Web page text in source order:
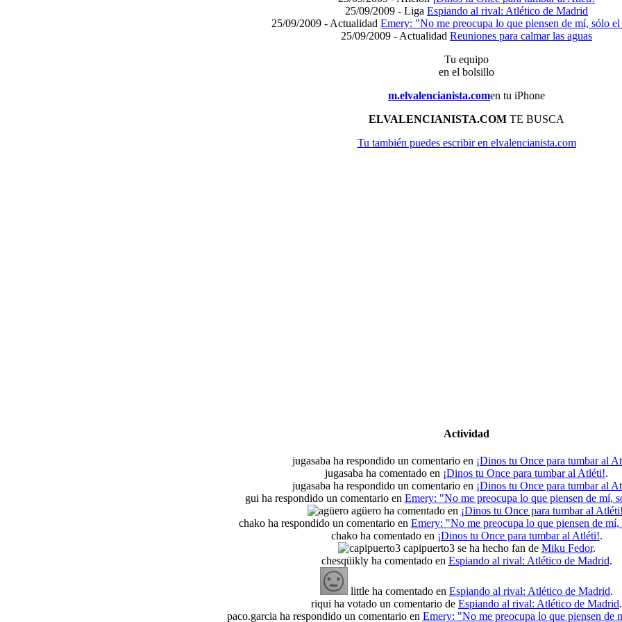
25/09/2009 - Liga Espiando al rival: Atlético de Madrid
25/09/2009 - Actualidad Emery: "No me preocupa lo que piensen de mí, sólo
25/09/2009 - Actualidad Reuniones para calmar las aguas
Tu equipo
en el bolsillo
m.elvalencianista.comen tu iPhone
ELVALENCIANISTA.COM TE BUSCA
Tu también puedes escribir en elvalencianista.com
Actividad
jugasaba ha respondido un comentario en ¡Dinos tu Once para tumbar al
jugasaba ha comentado en ¡Dinos tu Once para tumbar al Atléti!.
jugasaba ha respondido un comentario en ¡Dinos tu Once para tumbar al
gui ha respondido un comentario en Emery: "No me preocupa lo que piensen de mí,
agüero ha comentado en ¡Dinos tu Once para tumbar al Atléti!
chako ha respondido un comentario en Emery: "No me preocupa lo que piensen de
chako ha comentado en ¡Dinos tu Once para tumbar al Atléti!.
capipuerto3 se ha hecho fan de Miku Fedor.
chesqüikly ha comentado en Espiando al rival: Atlético de Madrid.
little ha comentado en Espiando al rival: Atlético de Madrid.
riqui ha votado un comentario de Espiando al rival: Atlético de Madrid.
paco.garcia ha respondido un comentario en Emery: "No me preocupa lo que piensen de